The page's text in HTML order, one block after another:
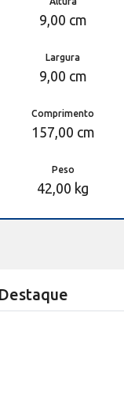
9,00 cm
Largura
9,00 cm
Comprimento
157,00 cm
Peso
42,00 kg